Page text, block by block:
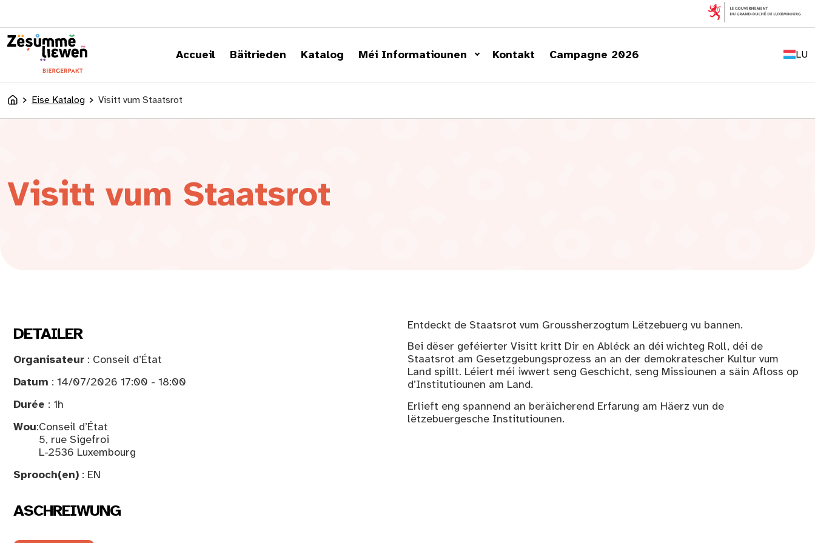
Accueil Bäitrieden Katalog Méi Informatiounen Kontakt Campagne 2026 LU
FR
DE
AccueilEise Katalog Visitt vum Staatsrot
Visitt vum Staatsrot
DETAILER
Organisateur : Conseil d’État
Datum : 14/07/2026 17:00 - 18:00
Durée : 1h
Wou:Conseil d’État
5, rue Sigefroi
L-2536 Luxembourg
Sprooch(en) : EN
ASCHREIWUNG
Entdeckt de Staatsrot vum Groussherzogtum Lëtzebuerg vu bannen.
Bei dëser geféierter Visitt kritt Dir en Abléck an déi wichteg Roll, déi de
Staatsrot am Gesetzgebungsprozess an an der demokratescher Kultur vum
Land spillt. Léiert méi iwwert seng Geschicht, seng Missiounen a säin Afloss op
d’Institutiounen am Land.
Erlieft eng spannend an beräicherend Erfarung am Häerz vun de
lëtzebuergesche Institutiounen.